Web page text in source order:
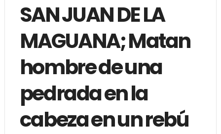
SAN JUAN DE LA
MAGUANA; Matan
hombre de una
pedrada en la
cabeza en un rebú